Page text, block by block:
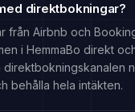
direktbokningar?
från Airbnb och
i HemmaBo direkt
behålla hela intäkten.